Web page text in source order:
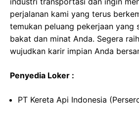
perjalanan kami yang terus
temukan peluang pekerjaan yang
bakat dan minat Anda. Segera
wujudkan karir impian Anda
Penyedia Loker :
PT Kereta Api Indonesia